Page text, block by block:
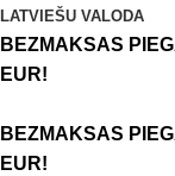
LATVIEŠU VALODA
BEZMAKSAS
EUR!
BEZMAKSAS
EUR!